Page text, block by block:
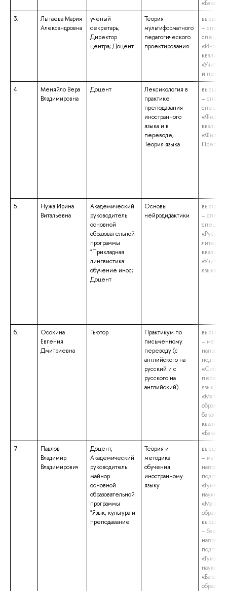
3.
Лытаева Мария
Александровна
ученый
секретарь;
Директор
центра; Доцент
Теория
мультиформатного
педагогического
проектирования
высшее
–
и
4.
Меняйло Вера
Владимировна
Доцент
Лексикология в
практике
преподавания
иностранного
языка и в
переводе,
Теория языка
высшее
–
5.
Нужа Ирина
Витальевна
Академический
руководитель
основной
образовательной
программы
"Прикладная
лингвистика:
обучение инос;
Доцент
Основы
нейродидактики
высшее
–
языка и
6.
Осокина
Евгения
Дмитриевна
Тьютор
Практикум по
письменному
переводу (с
английского на
русский и с
русского на
английский)
высшее
–
перевод
язык)»,
7.
Павлов
Владимир
Владимирович
Доцент,
Академический
руководитель
майнор
основной
образовательной
программы
"Язык, культура и
преподавание
Теория и
методика
обучения
иностранному
языку
высшее
–
науки»,
«Магистр
высшее
–
науки»,
«Бакалавр